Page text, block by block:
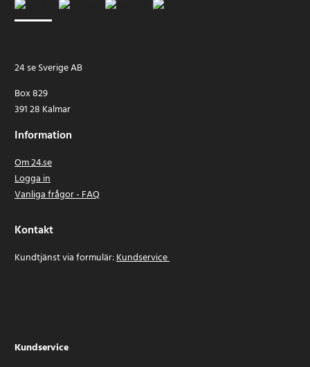
24 se Sverige AB
Box 829
391 28 Kalmar
Information
Om 24.se
Logga in
Vanliga frågor - FAQ
Kontakt
Kundtjänst via formulär:Kundservice
Kundservice